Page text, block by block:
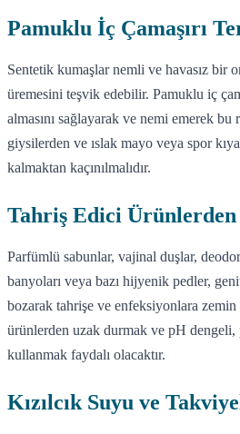
Pamuklu İç Çamaşırı
Sentetik kumaşlar nemli ve havasız bir
üremesini teşvik edebilir. Pamuklu iç
almasını sağlayarak ve nemi emerek bu
giysilerden ve ıslak mayo veya spor
kalmaktan kaçınılmalıdır.
Tahriş Edici Ürünlerden
Parfümlü sabunlar, vajinal duşlar,
banyoları veya bazı hijyenik pedler,
bozarak tahrişe ve enfeksiyonlara
ürünlerden uzak durmak ve pH dengeli,
kullanmak faydalı olacaktır.
Kızılcık Suyu ve